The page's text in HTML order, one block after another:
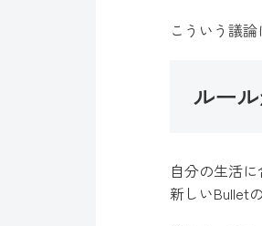
こういう議
ルー
自分の生活
新しいBullet